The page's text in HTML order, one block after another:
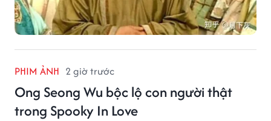
PHIM ẢNH 2 giờ trước
Ong Seong Wu bộc lộ con người thật
trong Spooky In Love